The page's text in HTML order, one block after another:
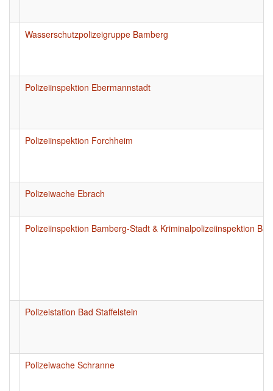
Wasserschutzpolizeigruppe Bamberg
Polizeiinspektion Ebermannstadt
Polizeiinspektion Forchheim
Polizeiwache Ebrach
Polizeiinspektion Bamberg-Stadt & Kriminalpolizeiinspektion
Polizeistation Bad Staffelstein
Polizeiwache Schranne